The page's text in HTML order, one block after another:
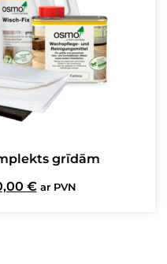
grīdām
€Current
ar PVN